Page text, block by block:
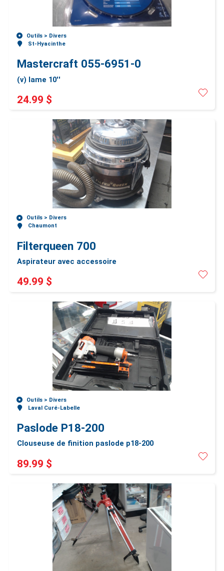
Outils > Divers
St-Hyacinthe
Mastercraft 055-6951-0
(v) lame 10''
24.99 $
Outils > Divers
Chaumont
Filterqueen 700
Aspirateur avec accessoire
49.99 $
Outils > Divers
Laval Curé-Labelle
Paslode P18-200
Clouseuse de finition paslode p18-200
89.99 $